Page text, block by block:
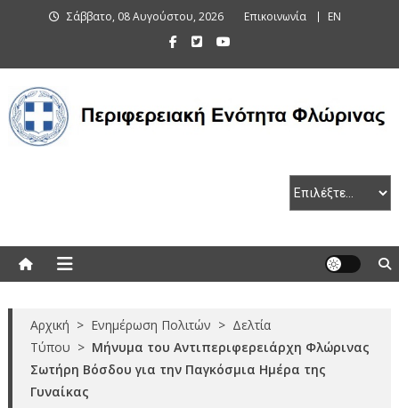
Σάββατο, 08 Αυγούστου, 2026 Επικοινωνία EN
Αρχική > Ενημέρωση Πολιτών > Δελτία
Τύπου > Μήνυμα του Αντιπεριφερειάρχη Φλώρινας
Σωτήρη Βόσδου για την Παγκόσμια Ημέρα της
Γυναίκας